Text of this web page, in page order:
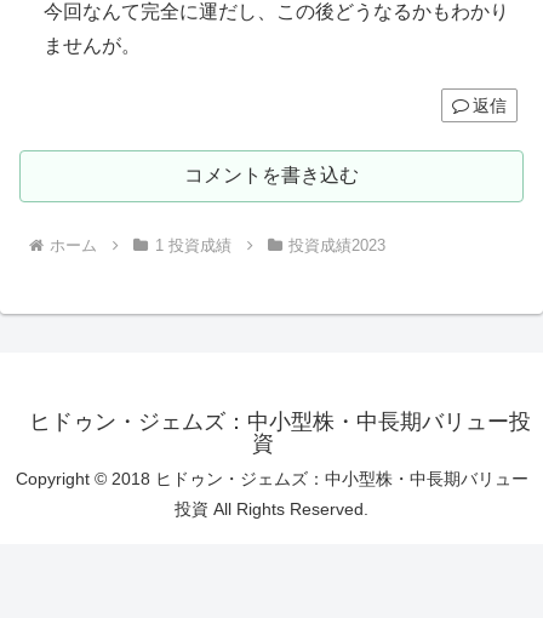
今回なんて完全に運だし、この後どうなるかもわかり
ませんが。
返信
コメントを書き込む
ホーム 1 投資成績 投資成績2023
ヒドゥン・ジェムズ：中小型株・中長期バリュー投
資
Copyright © 2018 ヒドゥン・ジェムズ：中小型株・中長期バリュー
投資 All Rights Reserved.